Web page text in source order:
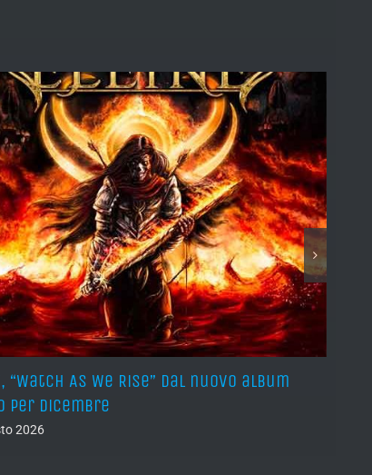
“Watch As We Rise” dal nuovo album
per dicembre
2026